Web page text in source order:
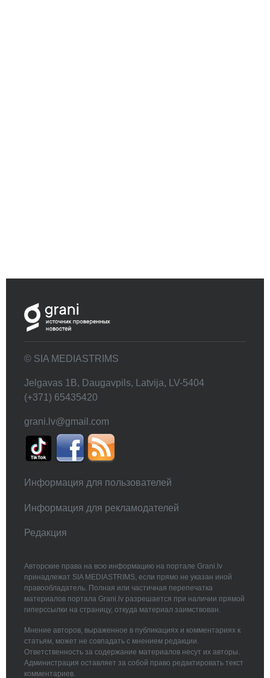
© SIA MEDIASTRIMS
Jelgavas 1B, Daugavpils, Latvija, LV-5404
(+371) 65435420
grani.lv@gmail.com
Информация для пользователей
Информация для рекламодателей
Редакция
Авторские права на всю информацию на портале Grani.lv
принадлежат SIA MEDIASTRIMS, если прямо не указан иной
правообладатель. Полная или частичная перепечатка
материалов портала Grani.lv разрешается при наличии прямой
гиперссылки на страницу, откуда материал заимствован.
Мнение авторов, выраженное в публикациях и комментариях к
статьям, может не совпадать с мнением редакции.
Ответственность за содержание материалов несут их авторы.
Администрация оставляет за собой право редактировать текст
комментариев.